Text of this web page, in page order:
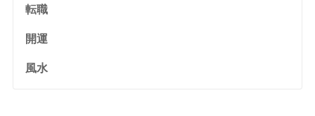
転職
開運
風水